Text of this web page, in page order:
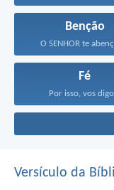
Benção
O SENHOR te
Fé
Por isso, vos
Versículo da